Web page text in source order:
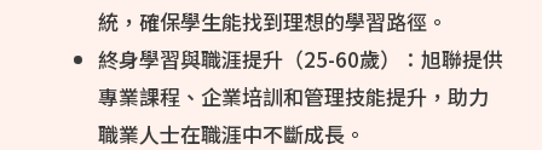
統，確保學生能找到理想的學習路徑。
終身學習與職涯提升（25-60歲）：旭聯提供
專業課程、企業培訓和管理技能提升，助力
職業人士在職涯中不斷成長。